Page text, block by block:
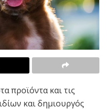
προϊόντα και τις
και δημιουργός